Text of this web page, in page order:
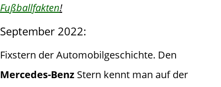
Fußballfakten!
September 2022:
Fixstern der Automobilgeschichte. Den
Mercedes-Benz Stern kennt man auf der